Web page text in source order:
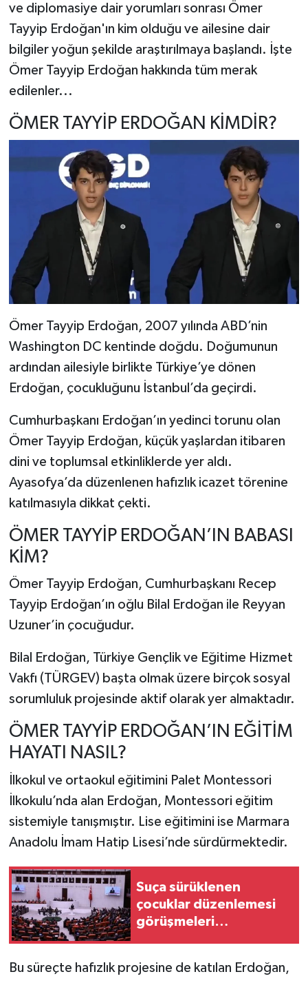
ve diplomasiye dair yorumları sonrası Ömer
Tayyip Erdoğan'ın kim olduğu ve ailesine dair
bilgiler yoğun şekilde araştırılmaya başlandı. İşte
Ömer Tayyip Erdoğan hakkında tüm merak
edilenler...
ÖMER TAYYİP ERDOĞAN KİMDİR?
Ömer Tayyip Erdoğan, 2007 yılında ABD’nin
Washington DC kentinde doğdu. Doğumunun
ardından ailesiyle birlikte Türkiye’ye dönen
Erdoğan, çocukluğunu İstanbul’da geçirdi.
Cumhurbaşkanı Erdoğan’ın yedinci torunu olan
Ömer Tayyip Erdoğan, küçük yaşlardan itibaren
dini ve toplumsal etkinliklerde yer aldı.
Ayasofya’da düzenlenen hafızlık icazet törenine
katılmasıyla dikkat çekti.
ÖMER TAYYİP ERDOĞAN’IN BABASI
KİM?
Ömer Tayyip Erdoğan, Cumhurbaşkanı Recep
Tayyip Erdoğan’ın oğlu Bilal Erdoğan ile Reyyan
Uzuner’in çocuğudur.
Bilal Erdoğan, Türkiye Gençlik ve Eğitime Hizmet
Vakfı (TÜRGEV) başta olmak üzere birçok sosyal
sorumluluk projesinde aktif olarak yer almaktadır.
ÖMER TAYYİP ERDOĞAN’IN EĞİTİM
HAYATI NASIL?
İlkokul ve ortaokul eğitimini Palet Montessori
İlkokulu’nda alan Erdoğan, Montessori eğitim
sistemiyle tanışmıştır. Lise eğitimini ise Marmara
Anadolu İmam Hatip Lisesi’nde sürdürmektedir.
Suça sürüklenen
çocuklar düzenlemesi
görüşmeleri
Bu süreçte hafızlık projesine de katılan Erdoğan,